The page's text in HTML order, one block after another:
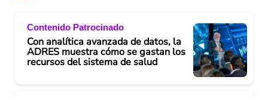
Contenido Patrocinado
Con analítica avanzada de datos, la
ADRES muestra cómo se gastan los
recursos del sistema de salud